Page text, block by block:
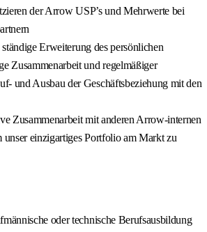
der Arrow USP’s und Mehrwerte bei
Erweiterung des persönlichen
Zusammenarbeit und regelmäßiger
und Ausbau der Geschäftsbeziehung mit den
Zusammenarbeit mit anderen Arrow-internen
unser einzigartiges Portfolio am Markt zu
oder technische Berufsausbildung